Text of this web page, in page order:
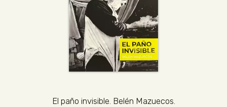
El paño invisible. Belén Mazuecos.